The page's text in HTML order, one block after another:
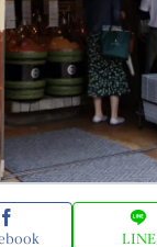
LINE